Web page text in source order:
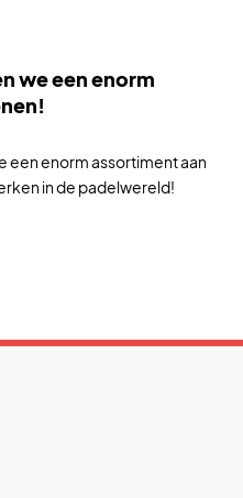
we een enorm
een enorm assortiment aan
in de padelwereld!